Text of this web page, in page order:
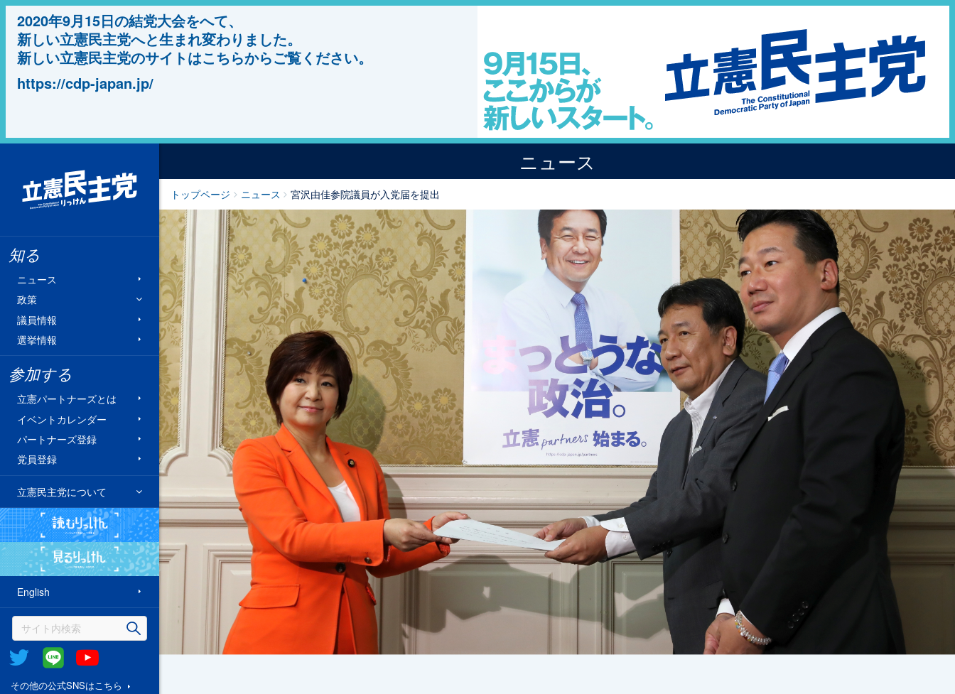
2020年9月15日の結党大会をへて、
新しい立憲民主党へと生まれ変わりました。
新しい立憲民主党のサイトはこちらからご覧ください。
https://cdp-japan.jp/
知る
ニュース
政策
議員情報
選挙情報
参加する
立憲パートナーズとは
イベントカレンダー
パートナーズ登録
党員登録
立憲民主党について
読むりっけん
見るりっけん
English
Twitter @Line
その他の公式SNSはこちら
ニュース
トップページ ニュース 宮沢由佳参院議員が入党届を提出